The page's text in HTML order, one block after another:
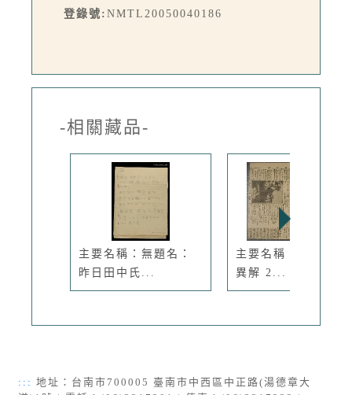
登錄號: NMTL20050040186
-相關藏品-
主要名稱：無題名：
昨日田中氏...
主要名稱：1、 新約
異解 2...
::: 地址：台南市700005 臺南市中西區中正路(湯德章大